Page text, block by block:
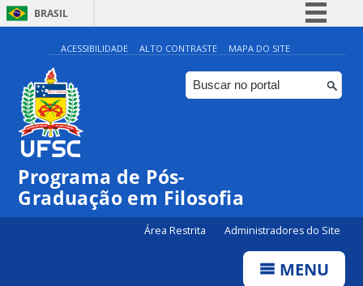
BRASIL
Simplifique!
Comunica BR
Participe
ACESSIBILIDADE ALTO CONTRASTE MAPA DO SITE
Programa de Pós-
Graduação em Filosofia
Área Restrita Administradores do Site
MENU